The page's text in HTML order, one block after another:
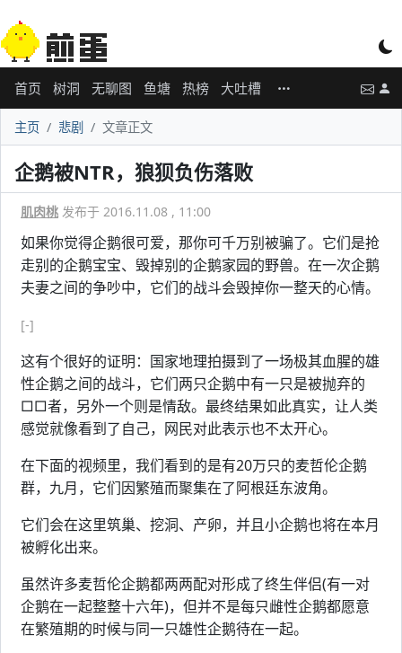
首页 树洞 无聊图 鱼塘 热榜 大吐槽
主页 悲剧 文章正文
企鹅被NTR，狼狈负伤落败
肌肉桃 发布于 2016.11.08 , 11:00
如果你觉得企鹅很可爱，那你可千万别被骗了。它们是抢
走别的企鹅宝宝、毁掉别的企鹅家园的野兽。在一次企鹅
夫妻之间的争吵中，它们的战斗会毁掉你一整天的心情。
[-]
这有个很好的证明：国家地理拍摄到了一场极其血腥的雄
性企鹅之间的战斗，它们两只企鹅中有一只是被抛弃的
□□者，另外一个则是情敌。最终结果如此真实，让人类
感觉就像看到了自己，网民对此表示也不太开心。
在下面的视频里，我们看到的是有20万只的麦哲伦企鹅
群，九月，它们因繁殖而聚集在了阿根廷东波角。
它们会在这里筑巢、挖洞、产卵，并且小企鹅也将在本月
被孵化出来。
虽然许多麦哲伦企鹅都两两配对形成了终生伴侣(有一对
企鹅在一起整整十六年)，但并不是每只雌性企鹅都愿意
在繁殖期的时候与同一只雄性企鹅待在一起。